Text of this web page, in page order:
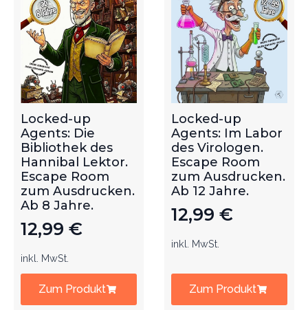
Locked-up
Agents: Die
Bibliothek des
Hannibal Lektor.
Escape Room
zum Ausdrucken.
Ab 8 Jahre.
12,99 €
inkl. MwSt.
Zum Produkt
Locked-up
Agents: Im Labor
des Virologen.
Escape Room
zum Ausdrucken.
Ab 12 Jahre.
12,99 €
inkl. MwSt.
Zum Produkt